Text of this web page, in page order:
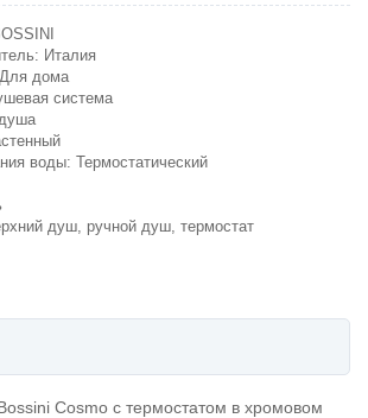
Италия
дома
система
воды: Термостатический
душ, ручной душ, термостат
Cosmo с термостатом в хромовом